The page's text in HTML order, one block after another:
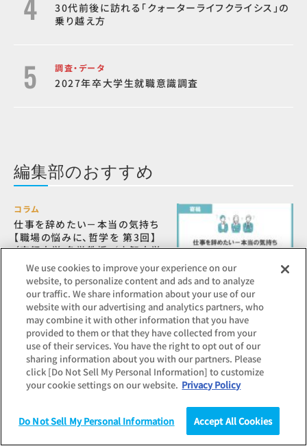
統計（データ） コラム
30代前後に訪れる「クォーターライフクライシス」の
乗り越え方
調査・データ
2027年卒大学生就職意識調査
編集部のおすすめ
コラム
仕事を辞めたい－本当の気持ち
【職場の悩みに、哲学を 第3回】
（京都大学 名誉教授／上智大学
グリーフケア研究所 副所長 西平
直氏）
コラム
評価も給与も十分なはずなの
に、従業員が不満を抱くメカニズ
ム：相対的剝奪感
仕事ができないと周囲に思われ
We use cookies to improve your experience on our
website, to personalize content and ads and to analyze
our traffic. We share information about your use of our
website with our advertising and analytics partners, who
may combine it with other information that you have
provided to them or that they have collected from your
use of their services. You have the right to opt out of our
sharing information about you with our partners. Please
click [Do Not Sell My Personal Information] to customize
your cookie settings on our website. Privacy Policy
Do Not Sell My Personal Information Accept All Cookies